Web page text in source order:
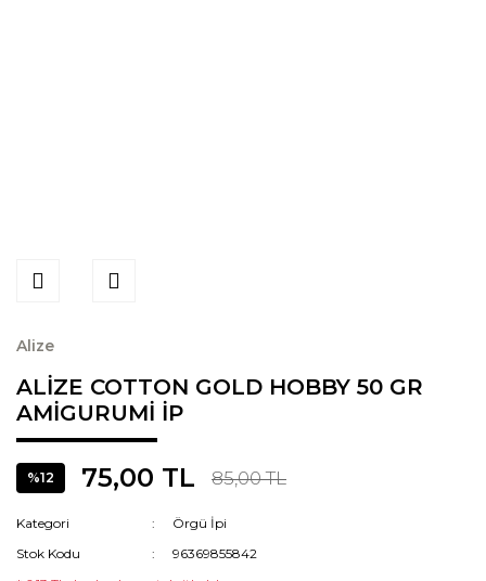
Alize
ALİZE COTTON GOLD HOBBY 50 GR
AMİGURUMİ İP
%12 75,00 TL 85,00 TL
Kategori
Örgü İpi
Stok Kodu
96369855842